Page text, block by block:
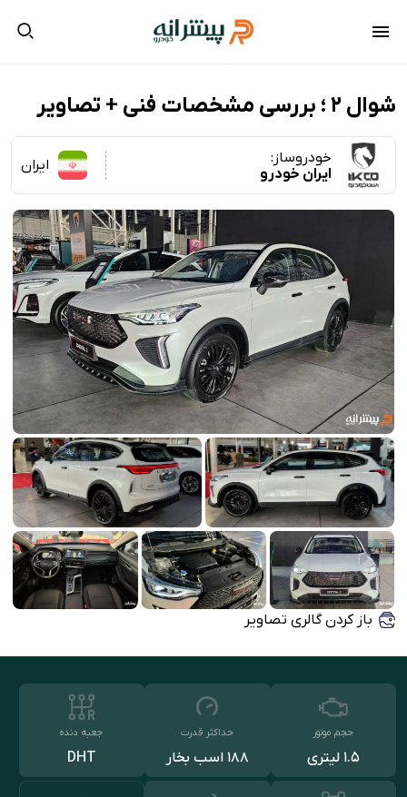
شوال ۲ ؛ بررسی مشخصات فنی + تصاویر
خودروساز:
ایران خودرو
ایران
باز کردن گالری تصاویر
حجم موتور
1.5 لیتری
حداکثر قدرت
188 اسب بخار
جعبه دنده
DHT